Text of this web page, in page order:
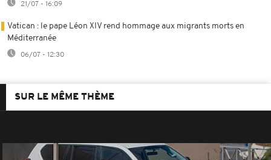
21/07 - 16:09
Vatican : le pape Léon XIV rend hommage aux migrants morts en
Méditerranée
06/07 - 12:30
SUR LE MÊME THÈME